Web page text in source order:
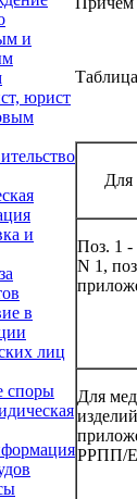
и
юрист
и
в
лиц
споры
Для
Поз. 1 -
N 1,
Для
РРПП/